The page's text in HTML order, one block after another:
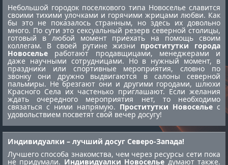
Небольшой городок поселкового типа Новоселье славится
своими тихими улочками и горячими жрицами любви. Как
бы это не показалось странным, но здесь их довольно
много. По сути это сексуальный резерв северной столицы,
готовый в любой момент приехать на помощь своим
коллегам. В своей рутине жизни проститутки города
Новоселье работают продавщицами, менеджерами и
даже научными сотрудницами. Но в нужный момент, в
праздники или спортивные мероприятия, словно по
звонку они дружно выдвигаются в салоны северной
пальмиры. Не брезгают они и другими городами, шлюхи
Красного Села их частенько приглашают. Если желания
ждать очередного мероприятия нет, то необходимо
связаться с ними напрямую. Проститутки Новоселье с
удовольствием посветят свой вечер досугу!
Индивидуалки – лучший досуг Северо-Запада!
Лучшего способа знакомства, чем через ресурсы сети пока
не придумали. Индивидуалки Новоселье думают также.